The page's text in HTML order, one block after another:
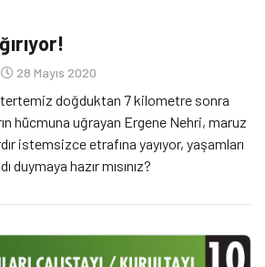
28 Mayıs 2020
tertemiz doğduktan 7 kilometre sonra
hücmuna uğrayan Ergene Nehri, maruz
istemsizce etrafına yayıyor, yaşamları
duymaya hazır mısınız?